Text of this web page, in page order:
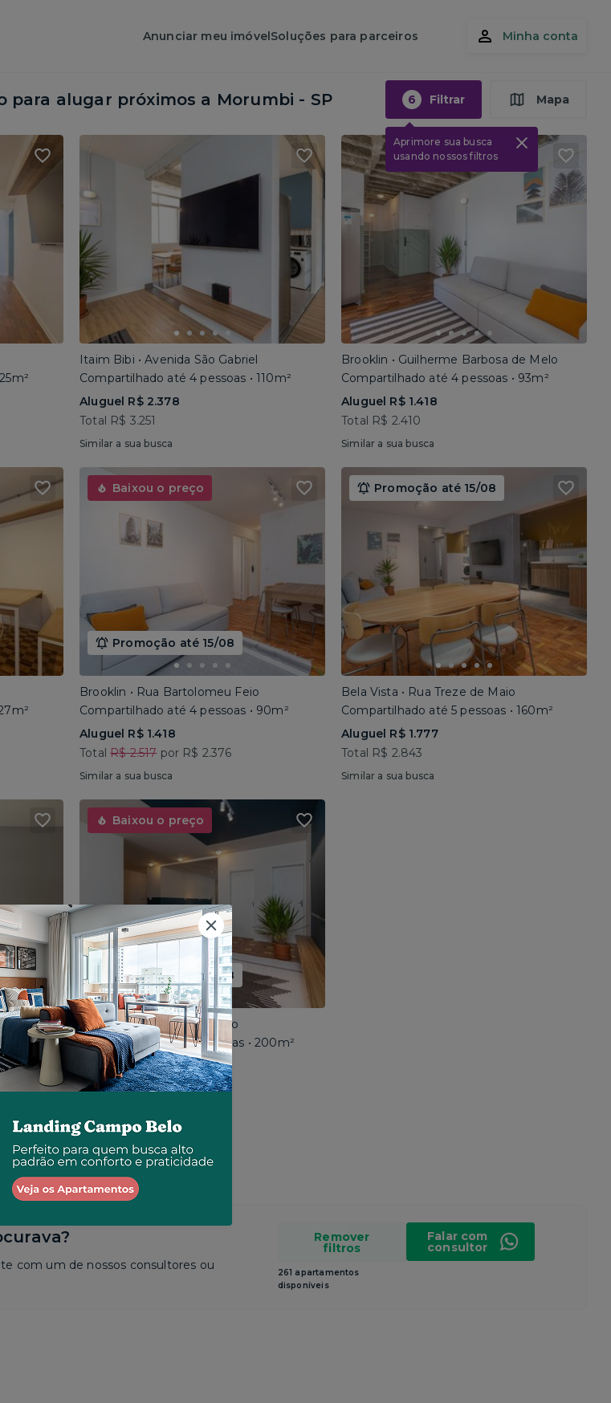
Anunciar meu imóvelSoluções para parceiros Minha conta
para alugar próximos a Morumbi - SP 6 Filtrar
Aprimore sua busca
usando nossos filtros
Mapa
Itaim Bibi • Avenida São Gabriel
Compartilhado até 4 pessoas • 110m²
Aluguel R$ 2.378
Total R$ 3.251
Similar a sua busca
Brooklin • Guilherme Barbosa de Melo
Compartilhado até 4 pessoas • 93m²
Aluguel R$ 1.418
Total R$ 2.410
Similar a sua busca
Baixou o preço
Promoção até 15/08
Brooklin • Rua Bartolomeu Feio
Compartilhado até 4 pessoas • 90m²
Aluguel R$ 1.418
TotalR$ 2.517por R$ 2.376
Similar a sua busca
Promoção até 15/08
Bela Vista • Rua Treze de Maio
Compartilhado até 5 pessoas • 160m²
Aluguel R$ 1.777
Total R$ 2.843
Similar a sua busca
Baixou o preço
Promoção até 15/08
Consolação • Av Consolação
Compartilhado até 5 pessoas • 200m²
Aluguel R$ 1.562
TotalR$ 2.650por R$ 2.573
com um de nossos consultores ou
Remover
filtros
261 apartamentos
disponíveis
Falar com
consultor